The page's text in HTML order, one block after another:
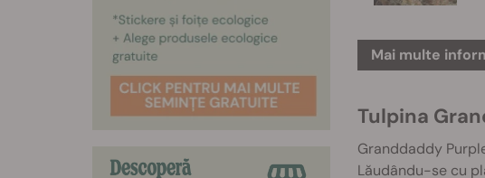
Mai multe
Tulpina
Granddaddy
Lăudându-se cu